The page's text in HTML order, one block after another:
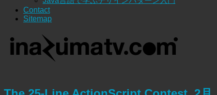
Contact
Sitemap